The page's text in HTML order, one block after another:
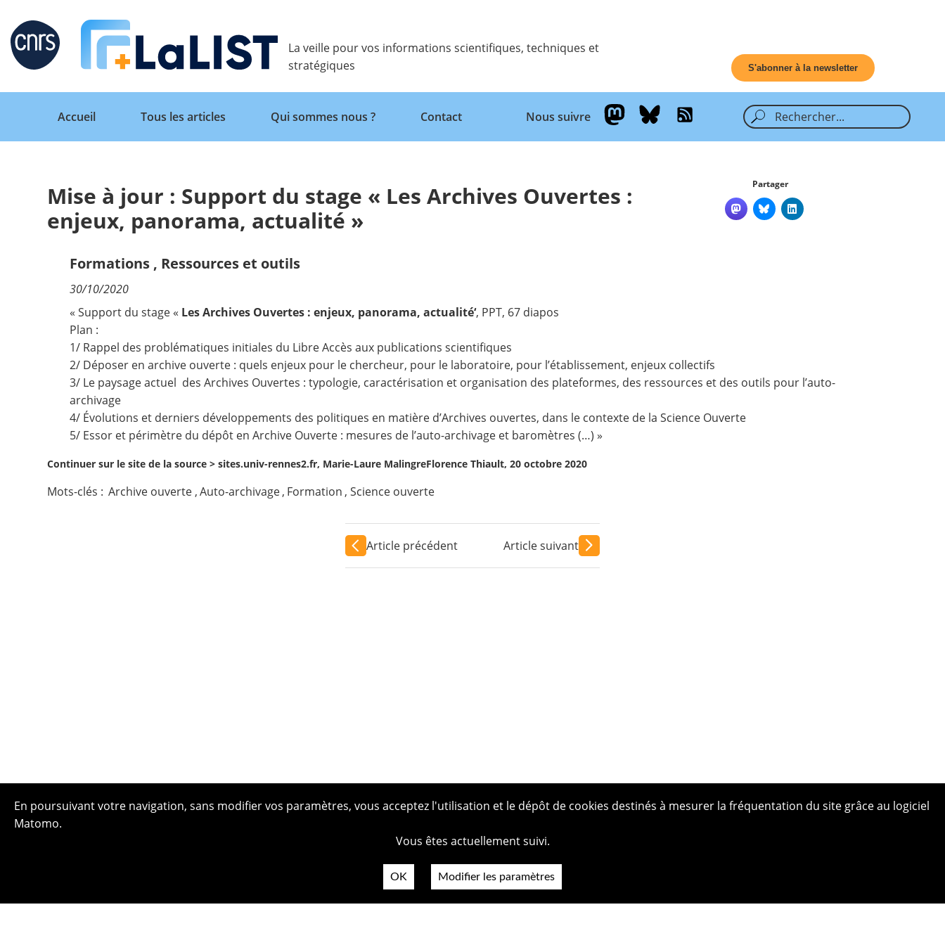
Retour
Accueil
Qui sommes nous ?
Nous suivre
La veille pour vos informations scientifiques, techniques et
stratégiques
S'abonner à la newsletter
Retour
Accueil
Tous les articles Qui sommes nous ? Contact Nous suivre
Mise à jour : Support du stage « Les Archives Ouvertes :
enjeux, panorama, actualité »
Partager
Formations , Ressources et outils
30/10/2020
« Support du stage « Les Archives Ouvertes : enjeux, panorama, actualité‘, PPT, 67 diapos
Plan :
1/ Rappel des problématiques initiales du Libre Accès aux publications scientifiques
2/ Déposer en archive ouverte : quels enjeux pour le chercheur, pour le laboratoire, pour l’établissement, enjeux collectifs
3/ Le paysage actuel des Archives Ouvertes : typologie, caractérisation et organisation des plateformes, des ressources et des outils pour l’auto-
archivage
4/ Évolutions et derniers développements des politiques en matière d’Archives ouvertes, dans le contexte de la Science Ouverte
5/ Essor et périmètre du dépôt en Archive Ouverte : mesures de l’auto-archivage et baromètres (…) »
Continuer sur le site de la source >sites.univ-rennes2.fr, Marie-Laure MalingreFlorence Thiault, 20 octobre 2020
Mots-clés : Archive ouverte ,Auto-archivage, Formation , Science ouverte
Article précédent Article suivant
En poursuivant votre navigation, sans modifier vos paramètres, vous acceptez l'utilisation et le dépôt de cookies destinés à mesurer la fréquentation du site grâce au logiciel
Matomo.
Vous êtes actuellement suivi.
OK Modifier les paramètres